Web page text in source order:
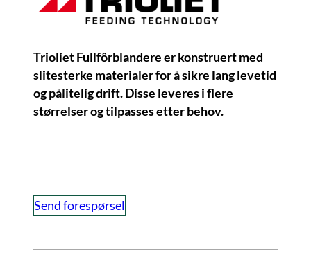
Trioliet Fullfôrblandere er konstruert med
slitesterke materialer for å sikre lang levetid
og pålitelig drift. Disse leveres i flere
størrelser og tilpasses etter behov.
Send forespørsel